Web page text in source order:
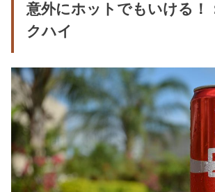
意外にホットでもいける！
クハイ